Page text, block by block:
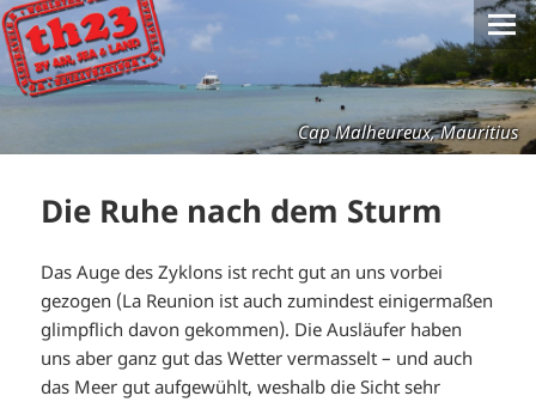
Cap Malheureux, Mauritius
Die Ruhe nach dem Sturm
Das Auge des Zyklons ist recht gut an uns vorbei
gezogen (La Reunion ist auch zumindest einigermaßen
glimpflich davon gekommen). Die Ausläufer haben
uns aber ganz gut das Wetter vermasselt – und auch
das Meer gut aufgewühlt, weshalb die Sicht sehr